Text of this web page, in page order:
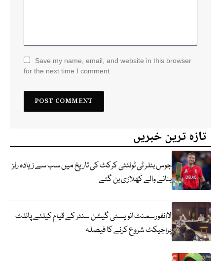
Save my name, email, and website in this browser
for the next time I comment.
تازہ ترین خبریں
جوس بٹلر ٹی ٹوئنٹی کرکٹ کی تاریخ میں سب سے زیادہ رنز
بنانے والے کھلاڑی بن گئے
لاانفورسمنٹ انویسٹی گیشن سنٹر کے قیام کیلئے پائلٹ
پراجیکٹ شروع کرنے کا فیصلہ